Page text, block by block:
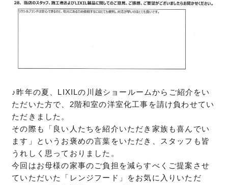
♪昨年の夏、LIXILの川越ショールームからご紹介をい
ただいた方で、2階和室の洋室化工事を請け負わせてい
ただきました。
その際も「良い人たちを紹介いただき家族も喜んでい
ます」という お褒めの言葉をいただき、スタッフも皆
うれしく思っておりました。
今回はお母様の家事のご負担を減らすべくご提案させ
ていただいた
「レンジフード」をお気に入りいただ